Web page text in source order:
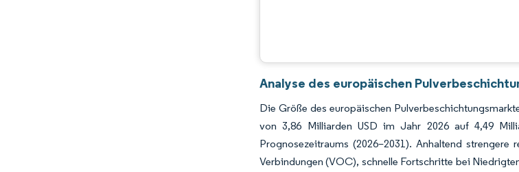
Analyse des europäischen
Die Größe des europäischen
von 3,86 Milliarden USD im Jahr 2026 auf 4,49
Prognosezeitraums (2026–2031). Anhaltend
Verbindungen (VOC), schnelle Fortschritte bei